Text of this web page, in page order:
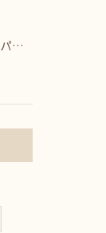
枚方 次世代まつげパーマ♪